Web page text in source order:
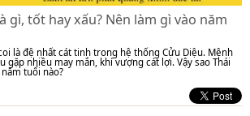
gì, tốt hay xấu? Nên làm gì vào năm
là đệ nhất cát tinh trong hệ thống Cửu Diệu. Mệnh
gặp nhiều may mắn, khí vượng cát lợi. Vậy sao Thái
tuổi nào?